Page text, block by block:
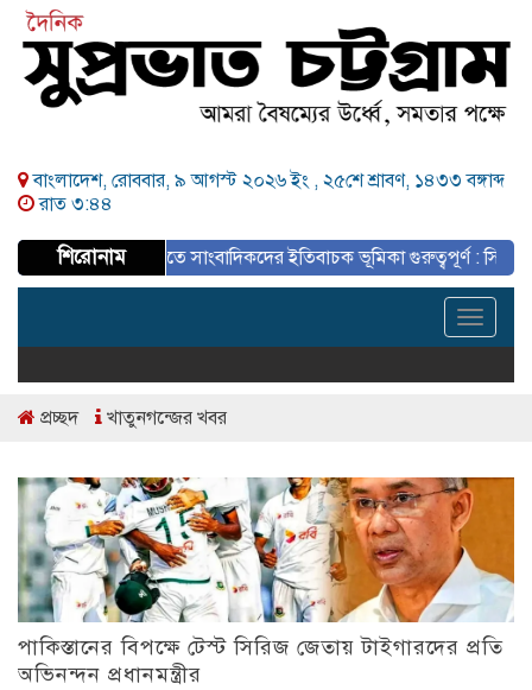
বাংলাদেশ, রোববার, ৯ আগস্ট ২০২৬ ইং , ২৫শে শ্রাবণ, ১৪৩৩ বঙ্গাব্দ
রাত ৩:৪৪
শিরোনাম
গড়ে তুলতে সাংবাদিকদের ইতিবাচক ভূমিকা গুরুত্বপূর্ণ : সিডিএ
Toggle
প্রচ্ছদ খাতুনগন্জের খবর
পাকিস্তানের বিপক্ষে টেস্ট সিরিজ জেতায় টাইগারদের প্রতি
অভিনন্দন প্রধানমন্ত্রীর